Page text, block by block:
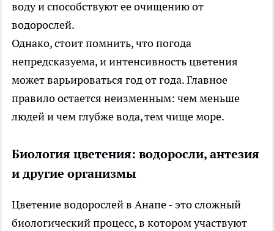
воду и способствуют ее очищению от
водорослей.
Однако, стоит помнить, что погода
непредсказуема, и интенсивность цветения
может варьироваться год от года. Главное
правило остается неизменным: чем меньше
людей и чем глубже вода, тем чище море.
Биология цветения: водоросли, антезия
и другие организмы
Цветение водорослей в Анапе - это сложный
биологический процесс, в котором участвуют